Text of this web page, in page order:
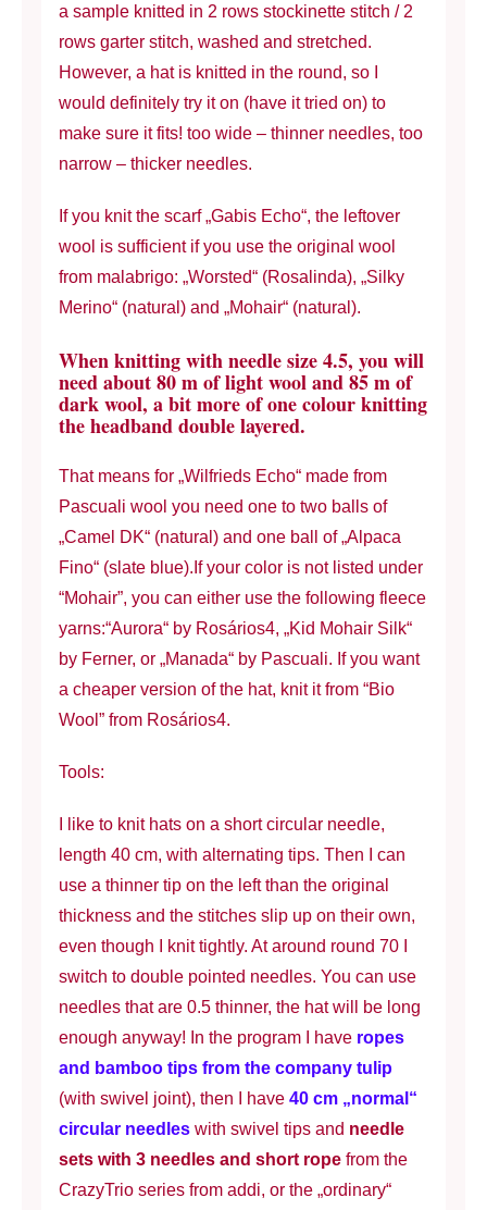
a sample knitted in 2 rows stockinette stitch / 2
rows garter stitch, washed and stretched.
However, a hat is knitted in the round, so I
would definitely try it on (have it tried on) to
make sure it fits! too wide – thinner needles, too
narrow – thicker needles.
If you knit the scarf „Gabis Echo“, the leftover
wool is sufficient if you use the original wool
from malabrigo: „Worsted“ (Rosalinda), „Silky
Merino“ (natural) and „Mohair“ (natural).
When knitting with needle size 4.5, you will
need about 80 m of light wool and 85 m of
dark wool, a bit more of one colour knitting
the headband double layered.
That means for „Wilfrieds Echo“ made from
Pascuali wool you need one to two balls of
„Camel DK“ (natural) and one ball of „Alpaca
Fino“ (slate blue).If your color is not listed under
“Mohair”, you can either use the following fleece
yarns:“Aurora“ by Rosários4, „Kid Mohair Silk“
by Ferner, or „Manada“ by Pascuali. If you want
a cheaper version of the hat, knit it from “Bio
Wool” from Rosários4.
Tools:
I like to knit hats on a short circular needle,
length 40 cm, with alternating tips. Then I can
use a thinner tip on the left than the original
thickness and the stitches slip up on their own,
even though I knit tightly. At around round 70 I
switch to double pointed needles. You can use
needles that are 0.5 thinner, the hat will be long
enough anyway! In the program I have ropes
and bamboo tips from the company tulip
(with swivel joint), then I have 40 cm „normal“
circular needleswith swivel tips and needle
sets with 3 needles and short ropefrom the
CrazyTrio series from addi, or the „ordinary“